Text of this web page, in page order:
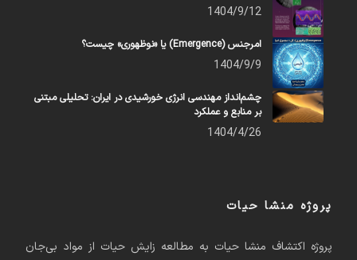
1404/9/12
امرجنس (Emergence) یا «نوظهوری» چیست؟
1404/9/9
چشم‌انداز مهندسی انرژی خورشیدی در ایران: تحلیلی مبتنی
بر منابع و عملکرد
1404/4/26
پروژه منشا حیات
پروژه اکتشاف منشا حیات به مطالعه زایش حیات از مواد بی‌جان